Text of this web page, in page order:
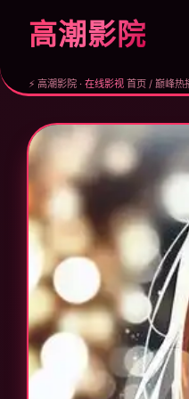
高潮影院
⚡ 高潮影院 · 在线影视 首页 / 巅峰热